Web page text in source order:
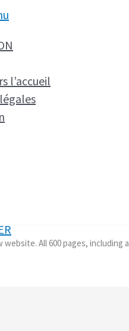
l’accueil
website. All 600 pages,